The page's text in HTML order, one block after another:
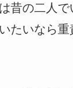
昔の二人
たいなら